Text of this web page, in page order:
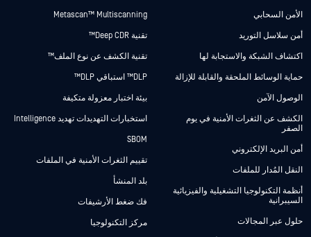
الأمن السحابي
أمن سلاسل التوريد
اكتشاف الشبكة والاستجابة لها
حماية الوسائط الملحقة والقابلة للإزالة
الوصول الآمن
الكشف عن الثغرات الأمنية في يوم
الصفر
أمن البريد الإلكتروني
النقل المُدار للملفات
أنظمة التكنولوجيا التشغيلية والفيزيائية
السيبرانية
حلول عبر المجالات
Metascan™ Multiscanning
تقنية Deep CDR™
تقنية الكشف عن نوع الملف™
DLP™ استباقي DLP™
بيئة اختبار معزولة متكيفة
استخبارات التهديدات تهديد Intelligence
SBOM
تقييم الثغرات الأمنية في الملفات
بلد المنشأ
فك ضغط الأرشيفات
مركز التكنولوجيا